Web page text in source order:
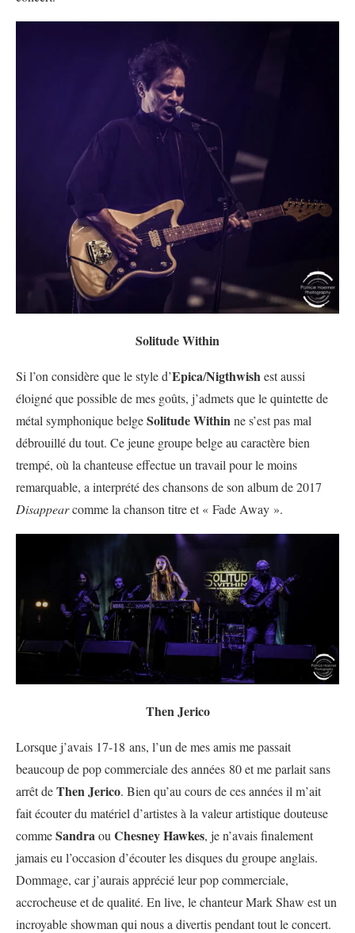
Solitude Within
Si l’on considère que le style d’Epica/Nigthwishest aussi
éloigné que possible de mes goûts, j’admets que le quintette de
métal symphonique belgeSolitude Withinne s’est pas mal
débrouillé du tout. Ce jeune groupe belge au caractère bien
trempé, où la chanteuse effectue un travail pour le moins
remarquable, a interprété des chansons de son album de 2017
Disappearcomme la chanson titre et « Fade Away ».
Then Jerico
Lorsque j’avais 17-18 ans, l’un de mes amis me passait
beaucoup de pop commerciale des années 80 et me parlait sans
arrêt deThen Jerico. Bien qu’au cours de ces années il m’ait
fait écouter du matériel d’artistes à la valeur artistique douteuse
commeSandra ou Chesney Hawkes, je n’avais finalement
jamais eu l’occasion d’écouter les disques du groupe anglais.
Dommage, car j’aurais apprécié leur pop commerciale,
accrocheuse et de qualité. En live, le chanteur Mark Shaw est un
incroyable showman qui nous a divertis pendant tout le concert.